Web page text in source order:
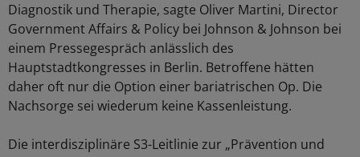
Diagnostik und Therapie, sagte Oliver Martini, Director
Government Affairs & Policy bei Johnson & Johnson bei
einem Pressegespräch anlässlich des
Hauptstadtkongresses in Berlin. Betroffene hätten
daher oft nur die Option einer bariatrischen Op. Die
Nachsorge sei wiederum keine Kassenleistung.
Die interdisziplinäre S3-Leitlinie zur „Prävention und